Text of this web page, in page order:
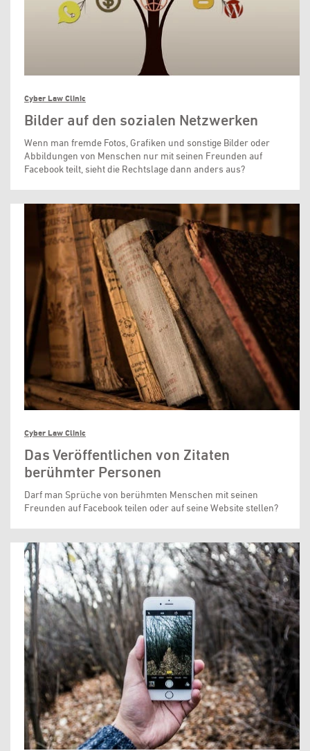
Cyber Law Clinic
Bilder auf den sozialen Netzwerken
Wenn man fremde Fotos, Grafiken und sonstige Bilder oder
Abbildungen von Menschen nur mit seinen Freunden auf
Facebook teilt, sieht die Rechtslage dann anders aus?
Cyber Law Clinic
Das Veröffentlichen von Zitaten
berühmter Personen
Darf man Sprüche von berühmten Menschen mit seinen
Freunden auf Facebook teilen oder auf seine Website stellen?